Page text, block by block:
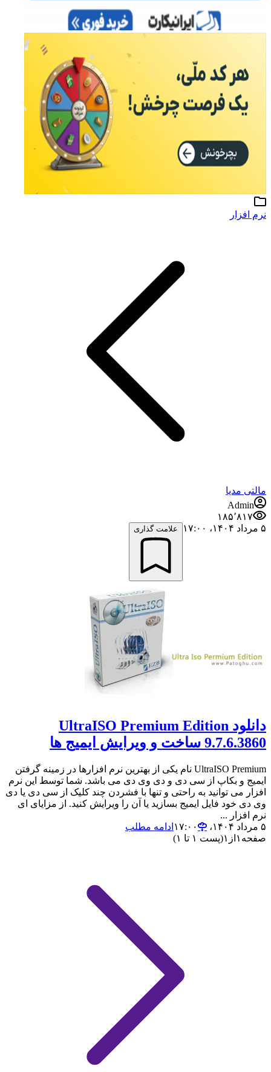
نرم افزار
مالتی مدیا
Admin
۱۸۵٬۸۱۷
۵ مرداد ۱۴۰۴،‏ ۱۷:۰۰
علامت گذاری
دانلود UltraISO Premium Edition
9.7.6.3860 ساخت و ویرایش ایمیج ها
UltraISO Premium نام یکی از بهترین نرم افزارها در زمینه گرفتن
ایمیج و بکاپ از سی دی و دی وی دی می باشد. شما توسط این نرم
افزار می توانید به راحتی و تنها با فشردن چند کلیک از سی دی یا دی
وی دی خود فایل ایمیج بسازید یا آن را ویرایش کنید. از مزایای ای
نرم افزار ...
۵ مرداد ۱۴۰۴،‏ ۱۷:۰۰
ادامه مطلب
صفحه ۱ از ۱(پست ۱ تا ۱)